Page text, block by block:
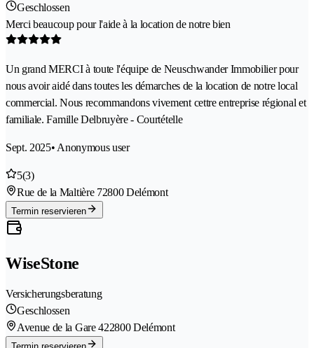
Geschlossen
Merci beaucoup pour l'aide à la location de notre bien
Un grand MERCI à toute l'équipe de Neuschwander Immobilier pour
nous avoir aidé dans toutes les démarches de la location de notre local
commercial. Nous recommandons vivement cettre entreprise régional et
familiale. Famille Delbruyère - Courtételle
Sept. 2025• Anonymous user
5(3)
Rue de la Maltière 72800 Delémont
Termin reservieren
WiseStone
Versicherungsberatung
Geschlossen
Avenue de la Gare 422800 Delémont